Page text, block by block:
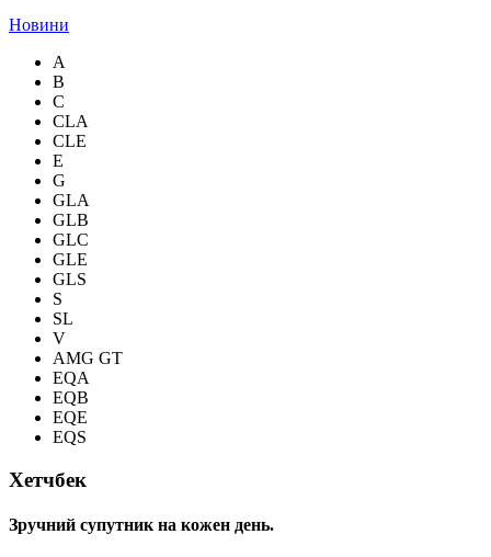
Новини
A
B
C
CLA
CLE
E
G
GLA
GLB
GLC
GLE
GLS
S
SL
V
AMG GT
EQA
EQB
EQE
EQS
Хетчбек
Зручний супутник на кожен день.